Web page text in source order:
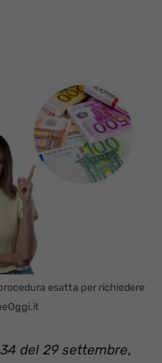
esatta per richiedere
del 29 settembre,